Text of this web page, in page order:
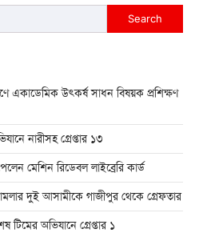
Search
একাডেমিক উৎকর্ষ সাধন বিষয়ক প্রশিক্ষণ
নারীসহ গ্রেপ্তার ১৩
মেশিন রিডেবল লাইব্রেরি কার্ড
দুই আসামীকে গাজীপুর থেকে গ্রেফতার
টিমের অভিযানে গ্রেপ্তার ১